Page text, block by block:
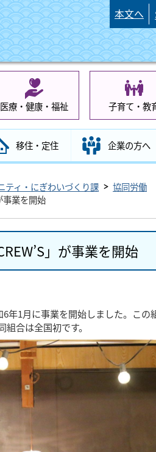
本文へ
医療・健康・福祉 子育て・教
移住・定住 企業の方へ
ティ・にぎわいづくり課
協同労働
事業を開始
」が事業を開始
年1月に事業を開始しました。この
合は全国初です。